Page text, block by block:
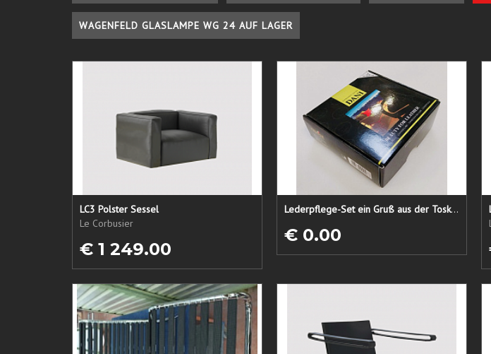
WAGENFELD GLASLAMPE WG 24 AUF LAGER
LC3 Polster Sessel
Le Corbusier
€ 1 249.00
Lederpflege-Set ein Gruß aus der Toskana...
€ 0.00